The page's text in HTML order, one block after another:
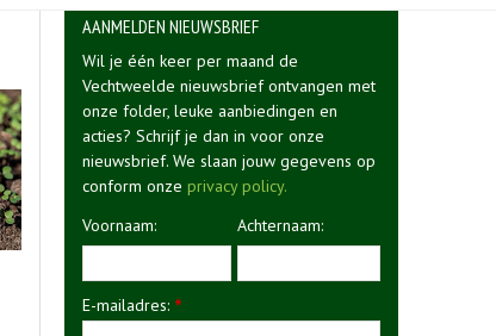
AANMELDEN NIEUWSBRIEF
Wil je één keer per maand de
Vechtweelde nieuwsbrief ontvangen met
onze folder, leuke aanbiedingen en
acties? Schrijf je dan in voor onze
nieuwsbrief. We slaan jouw gegevens op
conform onze privacy policy.
Voornaam:
Achternaam:
E-mailadres: *